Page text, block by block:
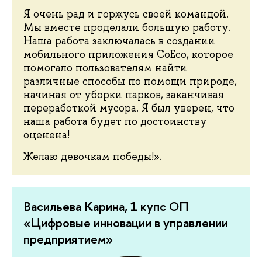
Я очень рад и горжусь своей командой.
Мы вместе проделали большую работу.
Наша работа заключалась в создании
мобильного приложения CoEco, которое
помогало пользователям найти
различные способы по помощи природе,
начиная от уборки парков, заканчивая
переработкой мусора. Я был уверен, что
наша работа будет по достоинству
оценена!
Желаю девочкам победы!».
Васильева Карина, 1 купс ОП
«Цифровые инновации в управлении
предприятием»